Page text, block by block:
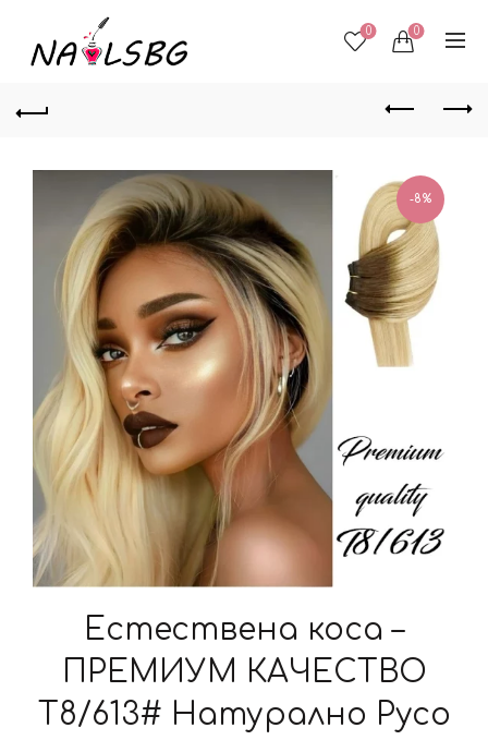
0 0
-8%
Естествена коса –
ПРЕМИУМ КАЧЕСТВО
Т8/613# Натурално Русо